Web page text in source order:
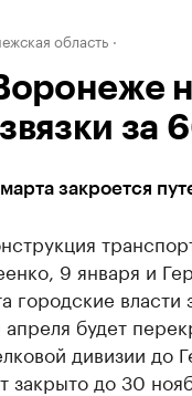
область
за
закроется
9 января и
городские
будет
дивизии до
закрыто до 30